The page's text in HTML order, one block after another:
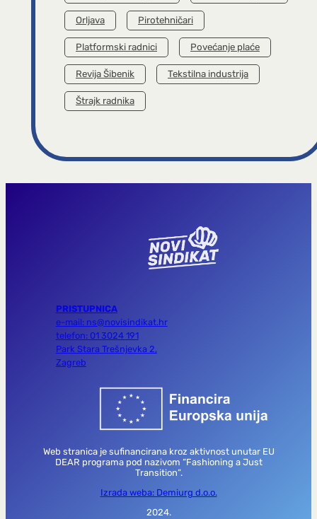
Orljava Pirotehničari
Platformski radnici Povećanje plaće
Revija Šibenik Tekstilna industrija
Štrajk radnika
PRISTUPNICA
e-mail: ns@novisindikat.hr
telefon: 01 3024 191
Park Stara Trešnjevka 2,
Zagreb
Web stranica je sufinancirana kroz aktivnost unutar EU
DEAR programa pod nazivom “Fashioning a Just
Transition”.
Izrada weba: Demiurg d.o.o.
2024.